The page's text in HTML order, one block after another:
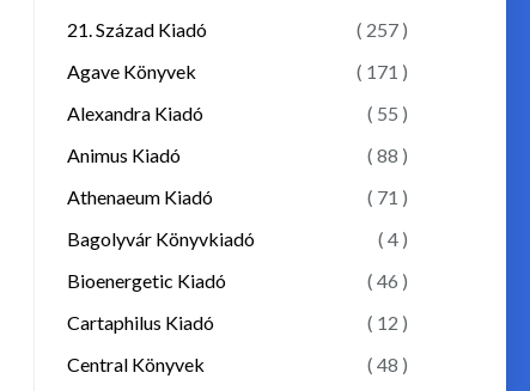
21. Század Kiadó
( 257 )
Agave Könyvek
( 171 )
Alexandra Kiadó
( 55 )
Animus Kiadó
( 88 )
Athenaeum Kiadó
( 71 )
Bagolyvár Könyvkiadó
( 4 )
Bioenergetic Kiadó
( 46 )
Cartaphilus Kiadó
( 12 )
Central Könyvek
( 48 )